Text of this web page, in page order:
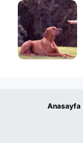
Anasayfa